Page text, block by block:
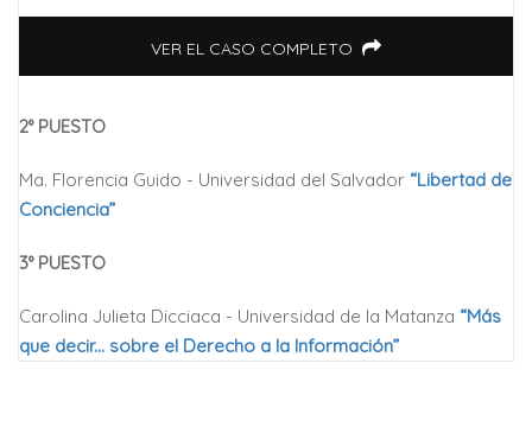
VER EL CASO COMPLETO
2° PUESTO
Ma. Florencia Guido - Universidad del Salvador “Libertad de
Conciencia”
3° PUESTO
Carolina Julieta Dicciaca - Universidad de la Matanza “Más
que decir... sobre el Derecho a la Información”